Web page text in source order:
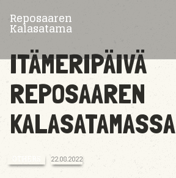
Reposaaren
Kalasatama
ITÄMERIPÄIVÄ
REPOSAAREN
KALASATAMASSA
OTHERS 22.08.2022